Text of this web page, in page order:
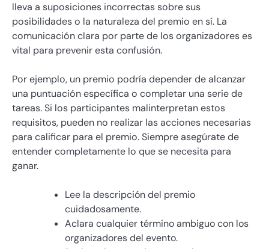
lleva a suposiciones incorrectas sobre sus
posibilidades o la naturaleza del premio en sí. La
comunicación clara por parte de los organizadores es
vital para prevenir esta confusión.
Por ejemplo, un premio podría depender de alcanzar
una puntuación específica o completar una serie de
tareas. Si los participantes malinterpretan estos
requisitos, pueden no realizar las acciones necesarias
para calificar para el premio. Siempre asegúrate de
entender completamente lo que se necesita para
ganar.
Lee la descripción del premio
cuidadosamente.
Aclara cualquier término ambiguo con los
organizadores del evento.